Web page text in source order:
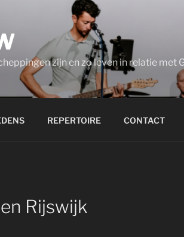
zijn en zo leven in relatie met
REPERTOIRE CONTACT
Rijswijk